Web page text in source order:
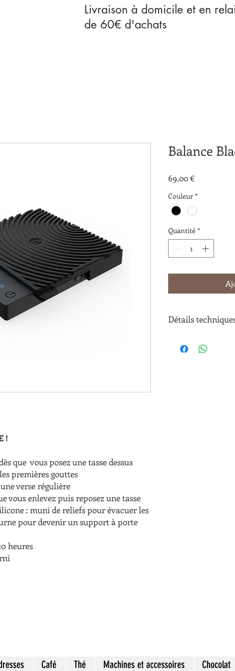
Livraison à domicile et en
de 60€ d'achats
!
que vous posez une tasse dessus
premières gouttes
verse régulière
vous enlevez puis reposez une tasse
: muni de reliefs pour évacuer les
pour devenir un support à porte
heures
Balance
69,00 €Prix
Couleur *
Quantité *
Détails
Code EAN :
Café Thé Machines et accessoires Chocolat